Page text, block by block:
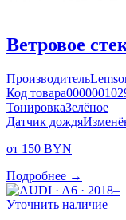
Ветровое
Производитель
Код товара
ТонировкаЗелёное
Датчик дождя
от 150 BYN
Подробнее →
Уточнить наличие